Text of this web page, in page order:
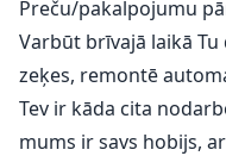
Preču/pakalpojumu
Varbūt brīvajā laikā
zeķes, remontē
Tev ir kāda cita
mums ir savs hobijs,